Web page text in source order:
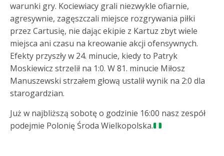
warunki gry. Kociewiacy grali niezwykle ofiarnie,
agresywnie, zagęszczali miejsce rozgrywania piłki
przez Cartusię, nie dając ekipie z Kartuz zbyt wiele
miejsca ani czasu na kreowanie akcji ofensywnych.
Efekty przyszły w 24. minucie, kiedy to Patryk
Moskiewicz strzelił na 1:0. W 81. minucie Miłosz
Manuszewski strzałem głową ustalił wynik na 2:0 dla
starogardzian.
Już w najbliższą sobotę o godzinie 16:00 nasz zespół
podejmie Polonię Środa Wielkopolska.